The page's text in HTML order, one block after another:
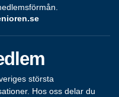
största
Hos oss delar du